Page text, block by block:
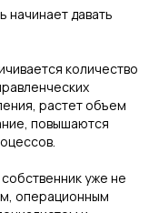
начинает давать
количество
растет объем
повышаются
уже не
операционным